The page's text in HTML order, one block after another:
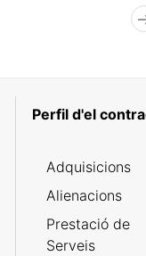
Adquisicions
Alienacions
Prestació de
Serveis